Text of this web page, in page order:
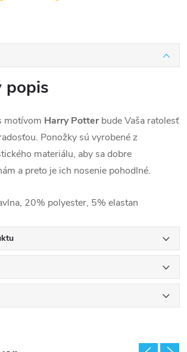
popis
motívom Harry Potter bude Vaša ratolesť
Ponožky sú vyrobené z
materiálu, aby sa dobre
a preto je ich nosenie pohodlné.
20% polyester, 5% elastan